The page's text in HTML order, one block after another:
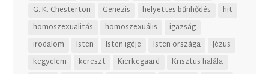
G. K. Chesterton
Genezis helyettes bűnhődés
hit
homoszexualitás
homoszexuális
igazság
irodalom
Isten Isten igéje Isten országa
Jézus
kegyelem
kereszt Kierkegaard
Krisztus halála